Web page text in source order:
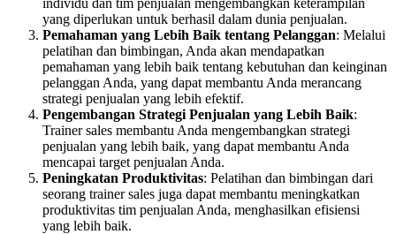
yang diperlukan untuk berhasil dalam dunia penjualan.
Pemahaman yang Lebih Baik tentang Pelanggan: Melalui
pelatihan dan bimbingan, Anda akan mendapatkan
pemahaman yang lebih baik tentang kebutuhan dan keinginan
pelanggan Anda, yang dapat membantu Anda merancang
strategi penjualan yang lebih efektif.
Pengembangan Strategi Penjualan yang Lebih Baik:
Trainer sales membantu Anda mengembangkan strategi
penjualan yang lebih baik, yang dapat membantu Anda
mencapai target penjualan Anda.
Peningkatan Produktivitas: Pelatihan dan bimbingan dari
seorang trainer sales juga dapat membantu meningkatkan
produktivitas tim penjualan Anda, menghasilkan efisiensi
yang lebih baik.